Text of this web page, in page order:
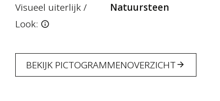
Visueel uiterlijk /
Look:
Natuursteen
BEKIJK PICTOGRAMMENOVERZICHT